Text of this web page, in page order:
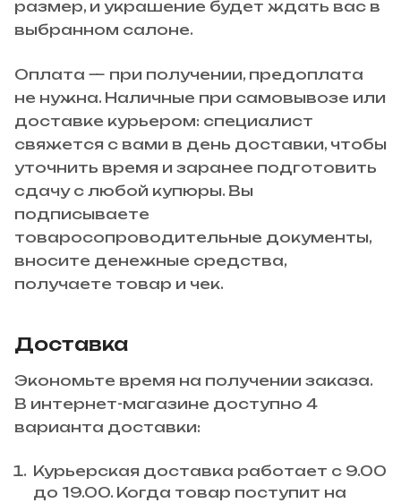
размер, и украшение будет ждать вас в
выбранном салоне.
Оплата — при получении, предоплата
не нужна. Наличные при самовывозе или
доставке курьером: специалист
свяжется с вами в день доставки, чтобы
уточнить время и заранее подготовить
сдачу с любой купюры. Вы
подписываете
товаросопроводительные документы,
вносите денежные средства,
получаете товар и чек.
Доставка
Экономьте время на получении заказа.
В интернет-магазине доступно 4
варианта доставки:
Курьерская доставка работает с 9.00
до 19.00. Когда товар поступит на